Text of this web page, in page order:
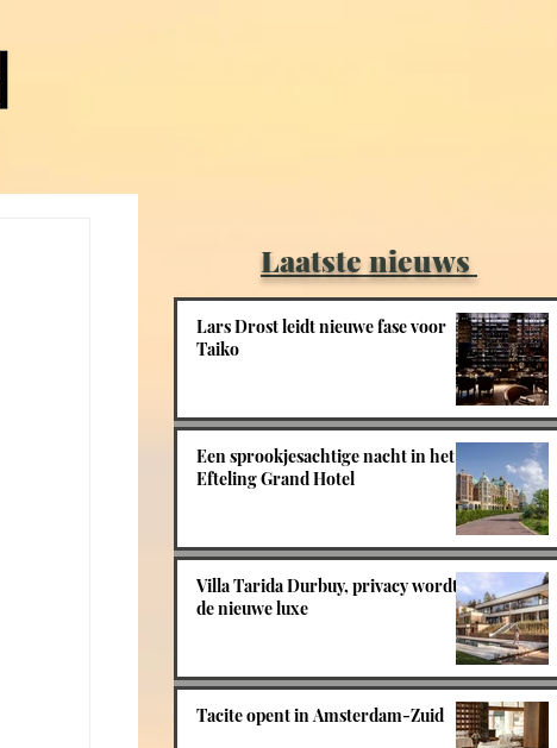
Laatste nieuws
Lars Drost leidt nieuwe fase voor
Taiko
Een sprookjesachtige nacht in het
Efteling Grand Hotel
Villa Tarida Durbuy, privacy wordt
de nieuwe luxe
Tacite opent in Amsterdam-Zuid